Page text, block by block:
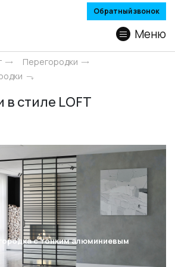
Обратный звонок
Меню
Перегородки
стиле LOFT
с тонким алюминиевым